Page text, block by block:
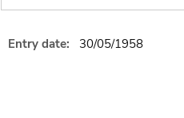
Entry date: 30/05/1958